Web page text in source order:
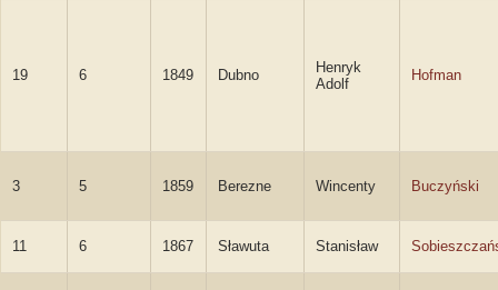
19 6 1849 Dubno
Henryk
Adolf
Hofman
3 5 1859 Berezne Wincenty Buczyński
11 6 1867 Sławuta Stanisław